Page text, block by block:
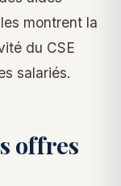
montrent la
du CSE
salariés.
offres